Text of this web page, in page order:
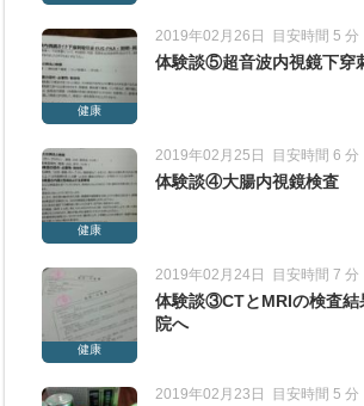
健康
2019年02月26日 目安時間 5 分
体験談⑤超音波内視鏡下穿
健康
2019年02月25日 目安時間 6 分
体験談④大腸内視鏡検査
健康
2019年02月24日 目安時間 7 分
体験談③CTとMRIの検査結
院へ
2019年02月23日 目安時間 5 分